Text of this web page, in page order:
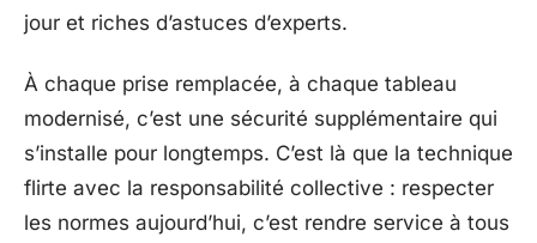
jour et riches d’astuces d’experts.
À chaque prise remplacée, à chaque tableau
modernisé, c’est une sécurité supplémentaire qui
s’installe pour longtemps. C’est là que la technique
flirte avec la responsabilité collective : respecter
les normes aujourd’hui, c’est rendre service à tous